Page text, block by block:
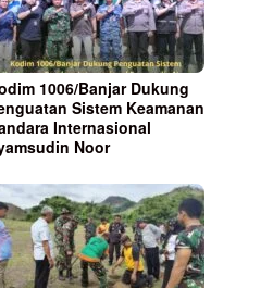
1006/Banjar Dukung
Sistem Keamanan
Internasional
Noor